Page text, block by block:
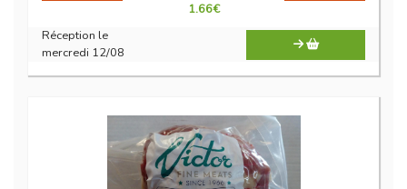
1.66€
Réception le
mercredi 12/08